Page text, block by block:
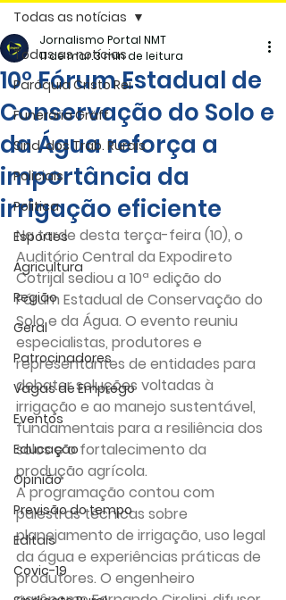
Todas as notícias
Paróquia Cristo Rei
Funerária Gräff
Sind. dos Trab. Rurais
Policiais
Politica
Esportes
Agricultura
Região
Geral
Patrocinadores
Vagas de Emprego
Eventos
Educação
Opinião
Previsão do tempo
Editais
Covic-19
Todas as notícias
10º Fórum Estadual de
Conservação do Solo e
da Água reforça a
importância da
irrigação eficiente
Jornalismo Portal NMT
11 de mar.3 min de leitura
Na tarde desta terça-feira (10), o
Auditório Central da Expodireto
Cotrijal sediou a 10ª edição do
Fórum Estadual de Conservação do
Solo e da Água. O evento reuniu
especialistas, produtores e
representantes de entidades para
debater soluções voltadas à
irrigação e ao manejo sustentável,
fundamentais para a resiliência dos
solos e o fortalecimento da
produção agrícola.
A programação contou com
palestras técnicas sobre
planejamento de irrigação, uso legal
da água e experiências práticas de
produtores. O engenheiro